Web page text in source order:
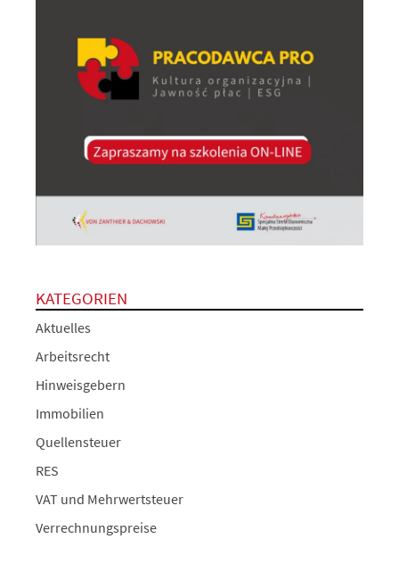
KATEGORIEN
Aktuelles
Arbeitsrecht
Hinweisgebern
Immobilien
Quellensteuer
RES
VAT und Mehrwertsteuer
Verrechnungspreise